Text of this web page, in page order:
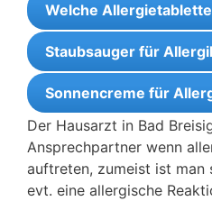
Welche
Staubsauger für
Sonnencreme für
Der Hausarzt in Bad
Ansprechpartner wenn
auftreten, zumeist ist man
evt. eine allergische